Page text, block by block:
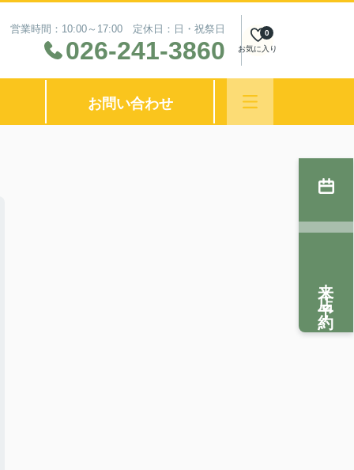
営業時間：10:00～17:00 定休日：日・祝祭日
026-241-3860 お気に入り
0
お問い合わせ
来店予約